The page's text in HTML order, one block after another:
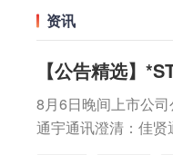
资讯
【公告精选】
8月6日晚间上市公
通宇通讯澄清：佳